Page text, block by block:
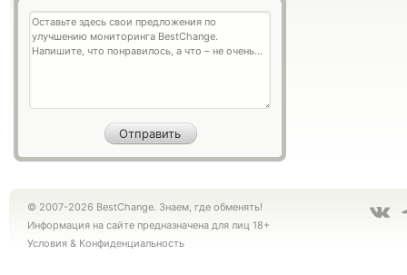
© 2007-2026 BestChange. Знаем, где обменять!
Информация на сайте предназначена для лиц 18+
Условия & Конфиденциальность